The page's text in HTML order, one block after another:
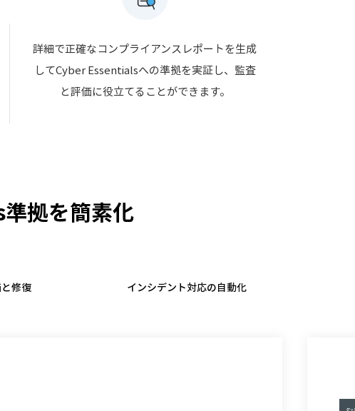
詳細で正確なコンプライアンスレポートを生成
してCyber Essentialsへの準拠を実証し、監査
と評価に役立てることができます。
拠を簡素化
修復 インシデント対応の自動化